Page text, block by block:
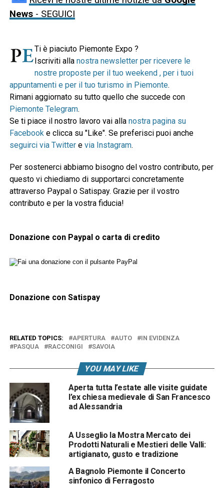
News- SEGUICI
Ti è piaciuto Piemonte Expo ?
Iscriviti alla nostra newsletter per ricevere le
nostre proposte per il tuo weekend , per i tuoi
appuntamenti e per il tuo turismo in Piemonte.
Rimani aggiornato su tutto quello che succede con
Piemonte Telegram.
Se ti piace il nostro lavoro vai alla nostra pagina su
Facebooke clicca su "Like". Se preferisci puoi anche
seguirci via Twittere via Instagram.
Per sostenerci abbiamo bisogno del vostro contributo, per
questo vi chiediamo di supportarci concretamente
attraverso Paypal o Satispay. Grazie per il vostro
contributo e per la vostra fiducia!
Donazione con Paypal o carta di credito
Donazione con Satispay
RELATED TOPICS: APERTURA AUTO
IN EVIDENZA
PASQUA
RACCONIGI SAVOIA
YOU MAY LIKE
Aperta tutta l’estate alle visite guidate
l’ex chiesa medievale di San Francesco
ad Alessandria
A Usseglio la Mostra Mercato dei
Prodotti Naturali e Mestieri delle Valli:
artigianato, gusto e tradizione
A Bagnolo Piemonte il Concerto
sinfonico di Ferragosto